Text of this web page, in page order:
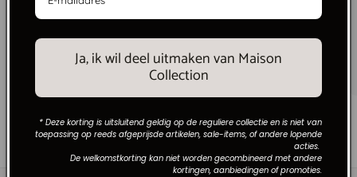
Geen grenzen, alleen stijl. Gratis verzending bij
bestellingen boven €250 binnen Nederland.
1/van
6
Ja, ik wil deel uitmaken van Maison
Collection
* Deze korting is uitsluitend geldig op de reguliere collectie en is niet van
toepassing op reeds afgeprijsde artikelen, sale-items, of andere lopende
acties.
De welkomstkorting kan niet worden gecombineerd met andere
kortingen, aanbiedingen of promoties.